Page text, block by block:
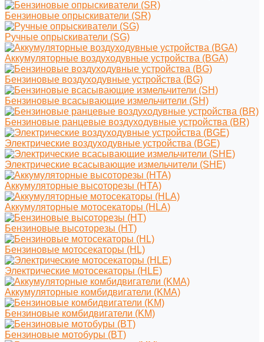
Бензиновые опрыскиватели (SR)
Ручные опрыскиватели (SG)
Аккумуляторные воздуходувные устройства (BGA)
Бензиновые воздуходувные устройства (BG)
Бензиновые всасывающие измельчители (SH)
Бензиновые ранцевые воздуходувные устройства (BR)
Электрические воздуходувные устройства (BGE)
Электрические всасывающие измельчители (SHE)
Аккумуляторные высоторезы (HTA)
Аккумуляторные мотосекаторы (HLA)
Бензиновые высоторезы (HT)
Бензиновые мотосекаторы (HL)
Электрические мотосекаторы (HLE)
Аккумуляторные комбидвигатели (KMA)
Бензиновые комбидвигатели (KM)
Бензиновые мотобуры (BT)